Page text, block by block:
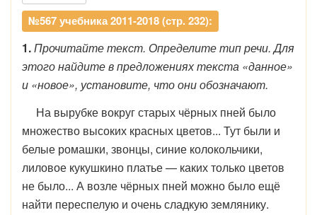
№567 учебника 2011-2018 (стр. 232):
1.Прочитайте текст. Определите тип речи. Для
этого найдите в предложениях текста «данное»
и «новое», установите, что они обозначают.
На вырубке вокруг старых чёрных пней было
множество высоких красных цветов... Тут были и
белые ромашки, звонцы, синие колокольчики,
лиловое кукушкино платье — каких только цветов
не было... А возле чёрных пней можно было ещё
найти переспелую и очень сладкую землянику.